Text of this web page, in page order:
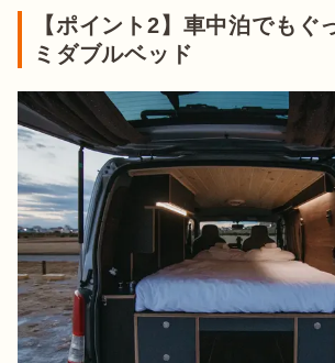
【ポイント2】車中泊でもぐ
ミダブルベッド